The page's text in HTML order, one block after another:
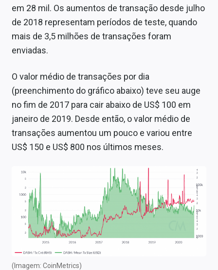
em 28 mil. Os aumentos de transação desde julho
de 2018 representam períodos de teste, quando
mais de 3,5 milhões de transações foram
enviadas.
O valor médio de transações por dia
(preenchimento do gráfico abaixo) teve seu auge
no fim de 2017 para cair abaixo de US$ 100 em
janeiro de 2019. Desde então, o valor médio de
transações aumentou um pouco e variou entre
US$ 150 e US$ 800 nos últimos meses.
(Imagem: CoinMetrics)